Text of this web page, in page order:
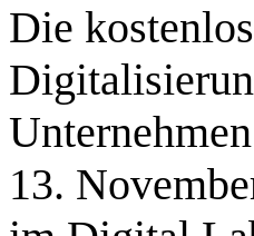
Die
13.